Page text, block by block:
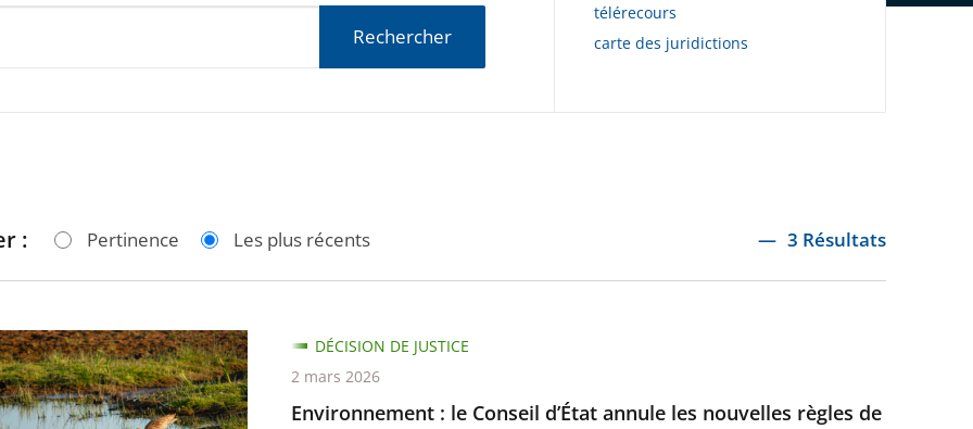
Rechercher
télérecours
carte des juridictions
: Pertinence Les plus récents 3 Résultats
Environnement : le Conseil d’État annule les nouvelles règles de
DÉCISION DE JUSTICE
2 mars 2026